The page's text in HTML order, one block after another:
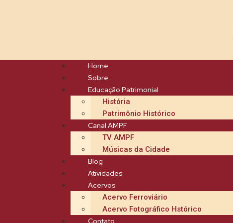
Home
Sobre
Educação Patrimonial
História
Patrimônio Histórico
Canal AMPF
TV AMPF
Músicas da Cidade
Blog
Atividades
Acervos
Acervo Ferroviário
Acervo Fotográfico Hstórico
Contato